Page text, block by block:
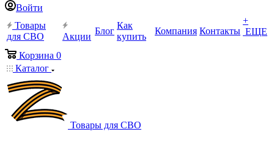
Войти
Товары
для СВО
Акции
Блог
Как
купить
Компания Контакты
+
ЕЩЕ
Корзина 0
Каталог
Товары для СВО